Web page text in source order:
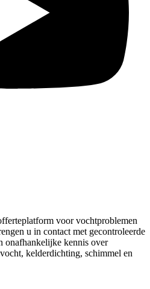
voor vochtproblemen
u in contact met gecontroleerde
onafhankelijke kennis over
kelderdichting, schimmel en